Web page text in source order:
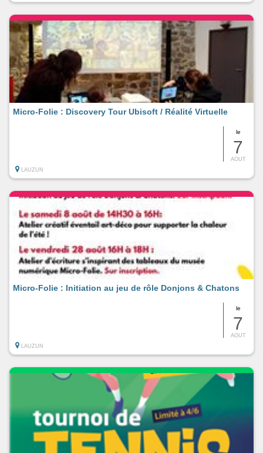
le
7
AOUT
Micro-Folie : Discovery Tour Ubisoft / Réalité Virtuelle
LAUZUN
le
7
AOUT
Micro-Folie : Initiation au jeu de rôle Donjons & Chatons
LAUZUN